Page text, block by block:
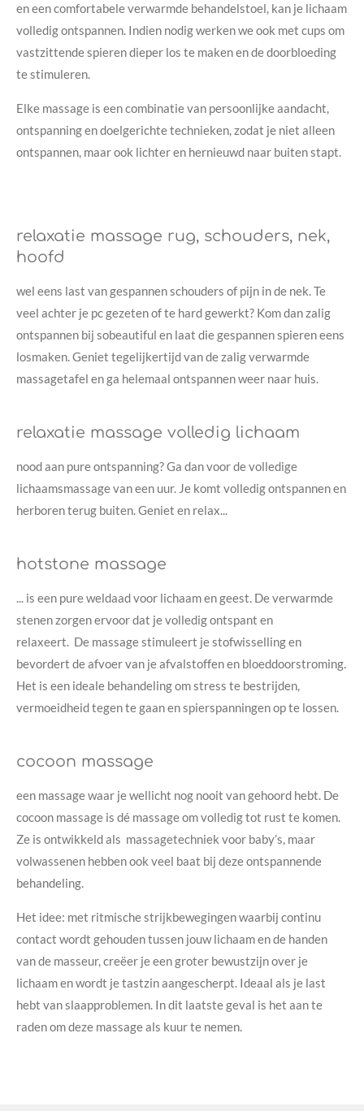
en een comfortabele verwarmde behandelstoel, kan je lichaam
volledig ontspannen. Indien nodig werken we ook met cups om
vastzittende spieren dieper los te maken en de doorbloeding
te stimuleren.
Elke massage is een combinatie van persoonlijke aandacht,
ontspanning en doelgerichte technieken, zodat je niet alleen
ontspannen, maar ook lichter en hernieuwd naar buiten stapt.
relaxatie massage rug, schouders, nek,
hoofd
wel eens last van gespannen schouders of pijn in de nek. Te
veel achter je pc gezeten of te hard gewerkt? Kom dan zalig
ontspannen bij sobeautiful en laat die gespannen spieren eens
losmaken. Geniet tegelijkertijd van de zalig verwarmde
massagetafel en ga helemaal ontspannen weer naar huis.
relaxatie massage volledig lichaam
nood aan pure ontspanning? Ga dan voor de volledige
lichaamsmassage van een uur. Je komt volledig ontspannen en
herboren terug buiten. Geniet en relax...
hotstone massage
... is een pure weldaad voor lichaam en geest. De verwarmde
stenen zorgen ervoor dat je volledig ontspant en
relaxeert. De massage stimuleert je stofwisselling en
bevordert de afvoer van je afvalstoffen en bloeddoorstroming.
Het is een ideale behandeling om stress te bestrijden,
vermoeidheid tegen te gaan enspierspanningen op te lossen.
cocoon massage
een massage waar je wellicht nog nooit van gehoord hebt. De
cocoon massage is dé massage om volledig tot rust te komen.
Ze is ontwikkeld als massagetechniek voor baby’s, maar
volwassenen hebben ook veel baat bij deze ontspannende
behandeling.
Het idee: met ritmische strijkbewegingen waarbij continu
contact wordt gehouden tussen jouw lichaam en de handen
van de masseur, creëer je een groter bewustzijn over je
lichaam en wordt je tastzin aangescherpt. Ideaal als je last
hebt van slaapproblemen. In dit laatste geval is het aan te
raden om deze massage als kuur te nemen.